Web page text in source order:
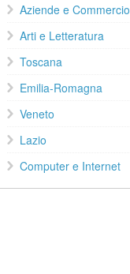
Aziende e Commercio
Arti e Letteratura
Toscana
Emilia-Romagna
Veneto
Lazio
Computer e Internet